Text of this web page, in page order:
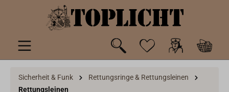
springen
Sicherheit & Funk
Rettungsringe & Rettungsleinen
Rettungsleinen